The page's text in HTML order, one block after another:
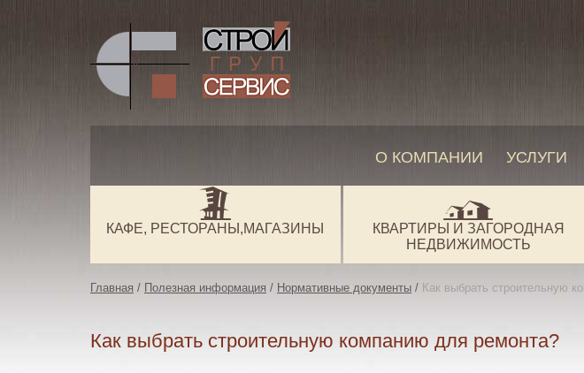
О КОМПАНИИ УСЛУГИ
КАФЕ, РЕСТОРАНЫ,МАГАЗИНЫ
КВАРТИРЫ И ЗАГОРОДНАЯ
НЕДВИЖИМОСТЬ
Главная / Полезная информация / Нормативные документы / Как выбрать строительную
Как выбрать строительную компанию для ремонта?